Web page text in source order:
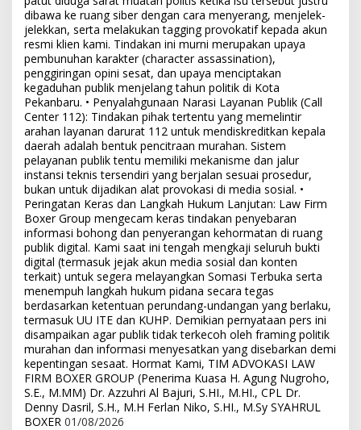
dibawa ke ruang siber dengan cara menyerang, menjelek-
jelekkan, serta melakukan tagging provokatif kepada akun
resmi klien kami. Tindakan ini murni merupakan upaya
pembunuhan karakter (character assassination),
penggiringan opini sesat, dan upaya menciptakan
kegaduhan publik menjelang tahun politik di Kota
Pekanbaru. • Penyalahgunaan Narasi Layanan Publik (Call
Center 112): Tindakan pihak tertentu yang memelintir
arahan layanan darurat 112 untuk mendiskreditkan kepala
daerah adalah bentuk pencitraan murahan. Sistem
pelayanan publik tentu memiliki mekanisme dan jalur
instansi teknis tersendiri yang berjalan sesuai prosedur,
bukan untuk dijadikan alat provokasi di media sosial. •
Peringatan Keras dan Langkah Hukum Lanjutan: Law Firm
Boxer Group mengecam keras tindakan penyebaran
informasi bohong dan penyerangan kehormatan di ruang
publik digital. Kami saat ini tengah mengkaji seluruh bukti
digital (termasuk jejak akun media sosial dan konten
terkait) untuk segera melayangkan Somasi Terbuka serta
menempuh langkah hukum pidana secara tegas
berdasarkan ketentuan perundang-undangan yang berlaku,
termasuk UU ITE dan KUHP. Demikian pernyataan pers ini
disampaikan agar publik tidak terkecoh oleh framing politik
murahan dan informasi menyesatkan yang disebarkan demi
kepentingan sesaat. Hormat Kami, TIM ADVOKASI LAW
FIRM BOXER GROUP (Penerima Kuasa H. Agung Nugroho,
S.E., M.MM) Dr. Azzuhri Al Bajuri, S.HI., M.HI., CPL Dr.
Denny Dasril, S.H., M.H Ferlan Niko, S.HI., M.Sy SYAHRUL
BOXER 01/08/2026